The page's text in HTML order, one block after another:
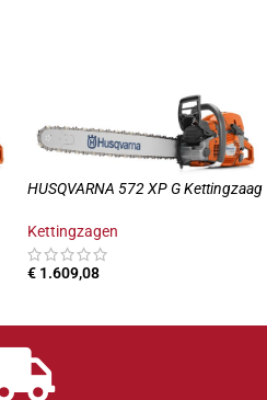
HUSQVARNA 572 XP G Kettingzaag
Kettingzagen
€ 1.609,08